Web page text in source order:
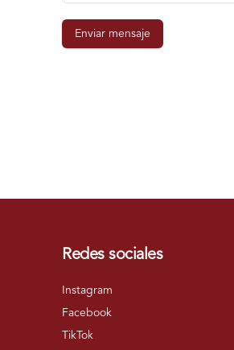
Enviar mensaje
Redes sociales
Instagram
Facebook
TikTok